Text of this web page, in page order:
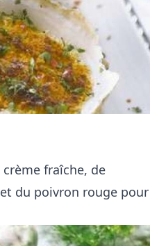
fraîche, de
du poivron rouge pour